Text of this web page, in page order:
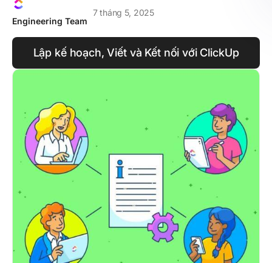
Engineering Team
7 tháng 5, 2025
Lập kế hoạch, Viết và Kết nối với ClickUp